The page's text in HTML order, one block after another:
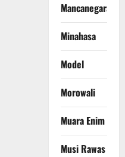
Mancanegara
Minahasa
Model
Morowali
Muara Enim
Musi Rawas